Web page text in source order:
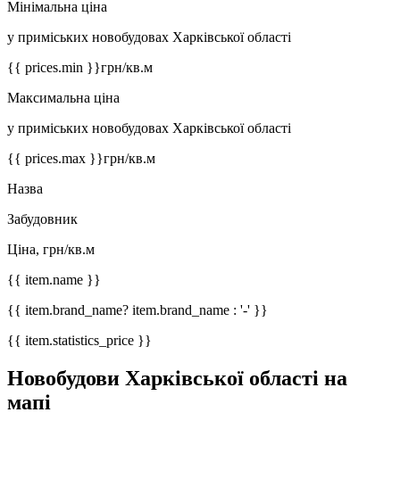
Мінімальна ціна
у приміських новобудовах Харківської області
{{ prices.min }}грн/кв.м
Максимальна ціна
у приміських новобудовах Харківської області
{{ prices.max }}грн/кв.м
Назва
Забудовник
Ціна, грн/кв.м
{{ item.name }}
{{ item.brand_name? item.brand_name : '-' }}
{{ item.statistics_price }}
Новобудови Харківської області на
мапі